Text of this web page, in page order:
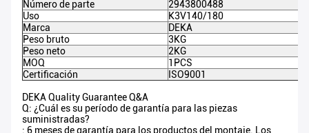
Número de parte
2943800488
Uso
K3V140/180
Marca
DEKA
Peso bruto
3KG
Peso neto
2KG
MOQ
1PCS
Certificación
ISO9001
DEKA Quality Guarantee Q&A
Q: ¿Cuál es su período de garantía para las piezas
suministradas?
: 6 meses de garantía para los productos del montaje. Los